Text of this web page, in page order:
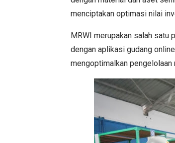
menciptakan optimasi nilai
MRWI merupakan salah
dengan aplikasi gudang
mengoptimalkan pengelolaan